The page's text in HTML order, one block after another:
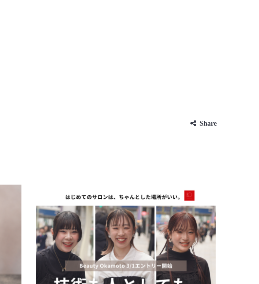
Share